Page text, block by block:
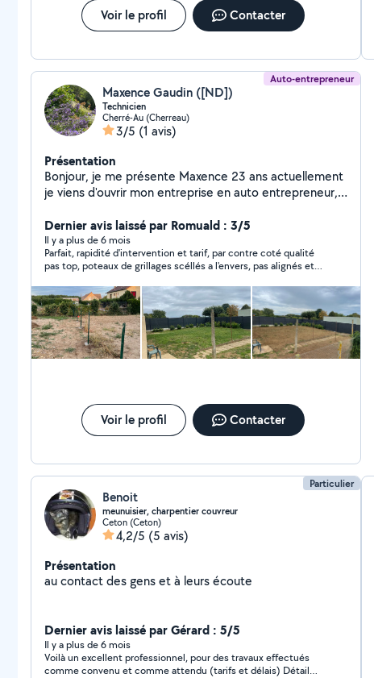
Voir le profil Contacter
Auto-entrepreneur
Maxence Gaudin ([ND])
Technicien
Cherré-Au (Cherreau)
3/5 (1 avis)
Présentation
Bonjour, je me présente Maxence 23 ans actuellement
je viens d'ouvrir mon entreprise en auto entrepreneur,
votre matériel tondeuse, tracteur, motoculture,
debroussailleuse, taille haie ect je dispose aussi de
mon matériel pour réaliser la tonte de votre jardin ainsi
que la taille des haies . Également beaucoup bricoleur
cordialement Maxence
Dernier avis laissé par Romuald : 3/5
Il y a plus de 6 mois
Parfait, rapidité d'intervention et tarif, par contre coté qualité
pas top, poteaux de grillages scéllés a l'envers, pas alignés et
Voir le profil Contacter
Particulier
Benoit
meunuisier, charpentier couvreur
Ceton (Ceton)
4,2/5 (5 avis)
Présentation
au contact des gens et à leurs écoute
Dernier avis laissé par Gérard : 5/5
Il y a plus de 6 mois
Voilà un excellent professionnel, pour des travaux effectués
comme convenu et comme attendu (tarifs et délais) Détail